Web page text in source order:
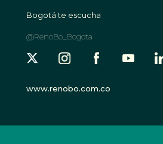
Bogotá te escucha
@RenoBo_Bogota
www.renobo.com.co